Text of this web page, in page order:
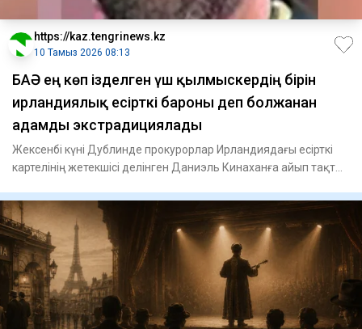
https://kaz.tengrinews.kz
10 Тамыз 2026 08:13
БАӘ ең көп ізделген үш қылмыскердің бірін
ирландиялық есірткі бароны деп болжанған
адамды экстрадициялады
Жексенбі күні Дублинде прокурорлар Ирландиядағы есірткі
картелінің жетекшісі делінген Даниэль Кинаханға айып тақты.